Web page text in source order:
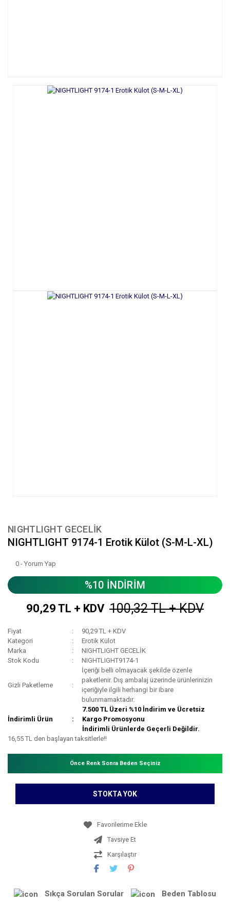
NIGHTLIGHT GECELİK
NIGHTLIGHT 9174-1 Erotik Külot (S-M-L-XL)
0 - Yorum Yap
%10 İNDİRİM
90,29 TL + KDV 100,32 TL + KDV
Fiyat
90,29 TL + KDV
Kategori
Erotik Külot
Marka
NIGHTLIGHT GECELİK
Stok Kodu
NIGHTLIGHT9174-1
Gizli Paketleme
İçeriği belli olmayacak şekilde özenle
paketlenir. Dış ambalaj üzerinde ürünlerinizin
içeriğiyle ilgili herhangi bir ibare
bulunmamaktadır.
İndirimli Ürün
7.500 TL Üzeri %10 İndirim ve Ücretsiz
Kargo Promosyonu
İndirimli Ürünlerde Geçerli Değildir.
16,55 TL den başlayan taksitlerle!!
Önce Renk Sonra Beden Seçiniz
STOKTA YOK
Tavsiye Et
Karşılaştır
Sıkça Sorulan Sorular Beden Tablosu